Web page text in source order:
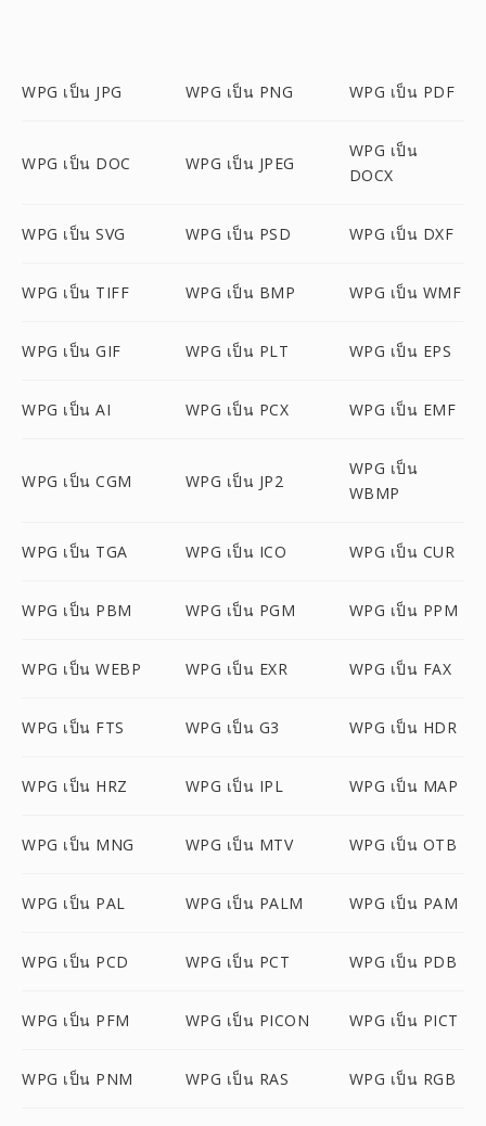
WPG เป็น JPG WPG เป็น PNG WPG เป็น PDF
WPG เป็น DOC WPG เป็น JPEG
WPG เป็น
DOCX
WPG เป็น SVG WPG เป็น PSD WPG เป็น DXF
WPG เป็น TIFF WPG เป็น BMP WPG เป็น WMF
WPG เป็น GIF WPG เป็น PLT WPG เป็น EPS
WPG เป็น AI WPG เป็น PCX WPG เป็น EMF
WPG เป็น CGM WPG เป็น JP2
WPG เป็น
WBMP
WPG เป็น TGA WPG เป็น ICO WPG เป็น CUR
WPG เป็น PBM WPG เป็น PGM WPG เป็น PPM
WPG เป็น WEBP WPG เป็น EXR WPG เป็น FAX
WPG เป็น FTS WPG เป็น G3 WPG เป็น HDR
WPG เป็น HRZ WPG เป็น IPL WPG เป็น MAP
WPG เป็น MNG WPG เป็น MTV WPG เป็น OTB
WPG เป็น PAL WPG เป็น PALM WPG เป็น PAM
WPG เป็น PCD WPG เป็น PCT WPG เป็น PDB
WPG เป็น PFM WPG เป็น PICON WPG เป็น PICT
WPG เป็น PNM WPG เป็น RAS WPG เป็น RGB